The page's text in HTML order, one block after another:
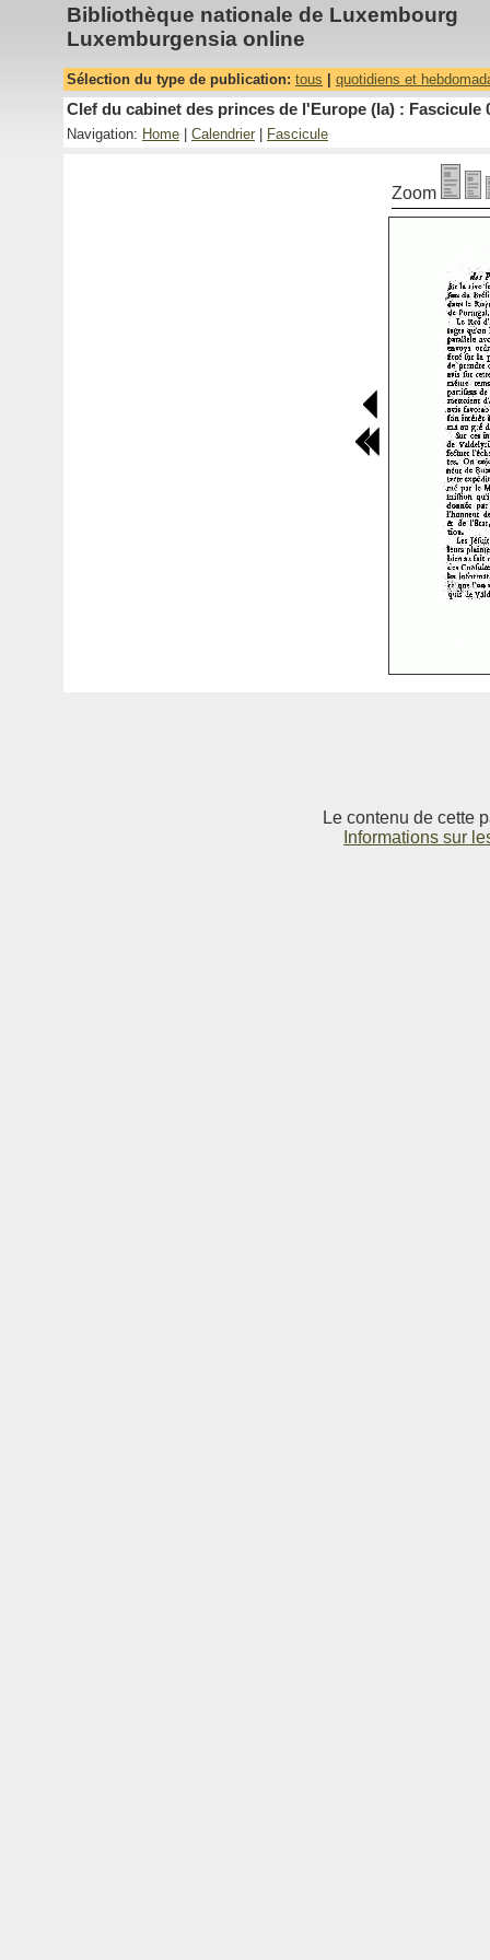
Bibliothèque nationale de Luxembourg
Luxemburgensia online
Sélection du type de publication: tous quotidiens et
Clef du cabinet des princes de l'Europe (la) : Fascicule
Navigation: Home Calendrier Fascicule
Zoom
Le contenu de cette
Informations sur